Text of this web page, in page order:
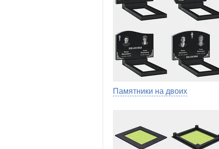
Памятники на двоих